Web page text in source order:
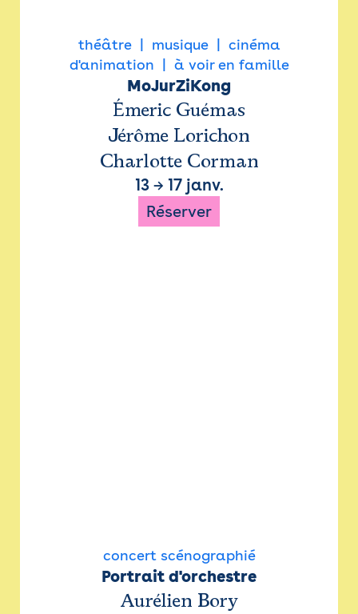
théâtre musique
cinéma
d'animation
à voir en famille
MoJurZiKong
Émeric Guémas
Jérôme Lorichon
Charlotte Corman
13→ 17 janv.
Réserver
concert scénographié
Portrait d'orchestre
Aurélien Bory